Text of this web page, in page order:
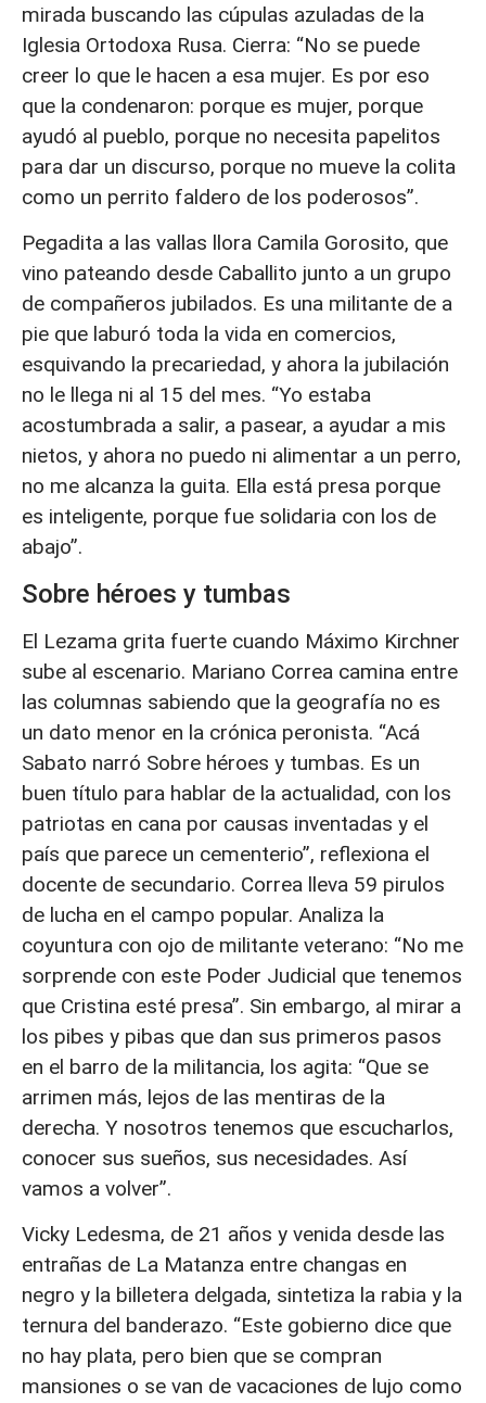
mirada buscando las cúpulas azuladas de la
Iglesia Ortodoxa Rusa. Cierra: “No se puede
creer lo que le hacen a esa mujer. Es por eso
que la condenaron: porque es mujer, porque
ayudó al pueblo, porque no necesita papelitos
para dar un discurso, porque no mueve la colita
como un perrito faldero de los poderosos”.
Pegadita a las vallas llora Camila Gorosito, que
vino pateando desde Caballito junto a un grupo
de compañeros jubilados. Es una militante de a
pie que laburó toda la vida en comercios,
esquivando la precariedad, y ahora la jubilación
no le llega ni al 15 del mes. “Yo estaba
acostumbrada a salir, a pasear, a ayudar a mis
nietos, y ahora no puedo ni alimentar a un perro,
no me alcanza la guita. Ella está presa porque
es inteligente, porque fue solidaria con los de
abajo”.
Sobre héroes y tumbas
El Lezama grita fuerte cuando Máximo Kirchner
sube al escenario. Mariano Correa camina entre
las columnas sabiendo que la geografía no es
un dato menor en la crónica peronista. “Acá
Sabato narró Sobre héroes y tumbas. Es un
buen título para hablar de la actualidad, con los
patriotas en cana por causas inventadas y el
país que parece un cementerio”, reflexiona el
docente de secundario. Correa lleva 59 pirulos
de lucha en el campo popular. Analiza la
coyuntura con ojo de militante veterano: “No me
sorprende con este Poder Judicial que tenemos
que Cristina esté presa”. Sin embargo, al mirar a
los pibes y pibas que dan sus primeros pasos
en el barro de la militancia, los agita: “Que se
arrimen más, lejos de las mentiras de la
derecha. Y nosotros tenemos que escucharlos,
conocer sus sueños, sus necesidades. Así
vamos a volver”.
Vicky Ledesma, de 21 años y venida desde las
entrañas de La Matanza entre changas en
negro y la billetera delgada, sintetiza la rabia y la
ternura del banderazo. “Este gobierno dice que
no hay plata, pero bien que se compran
mansiones o se van de vacaciones de lujo como